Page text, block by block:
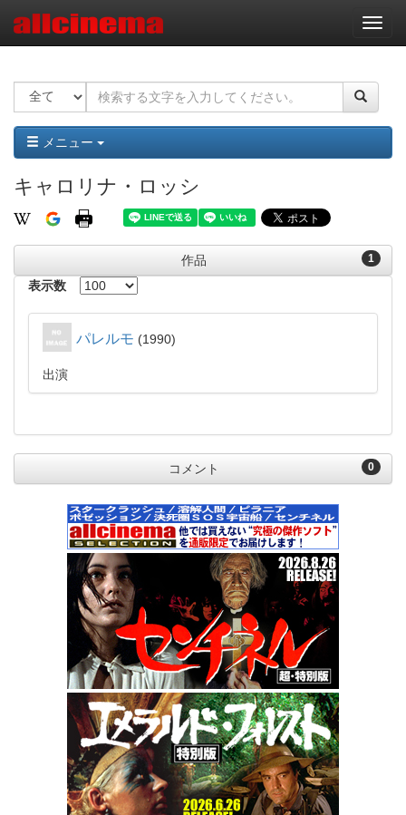
ナ
ビ
ー
ョ
ン
メニュー
キャロリナ・ロッシ
1
作品
表示数
パレルモ 1990
出演
0
コメント